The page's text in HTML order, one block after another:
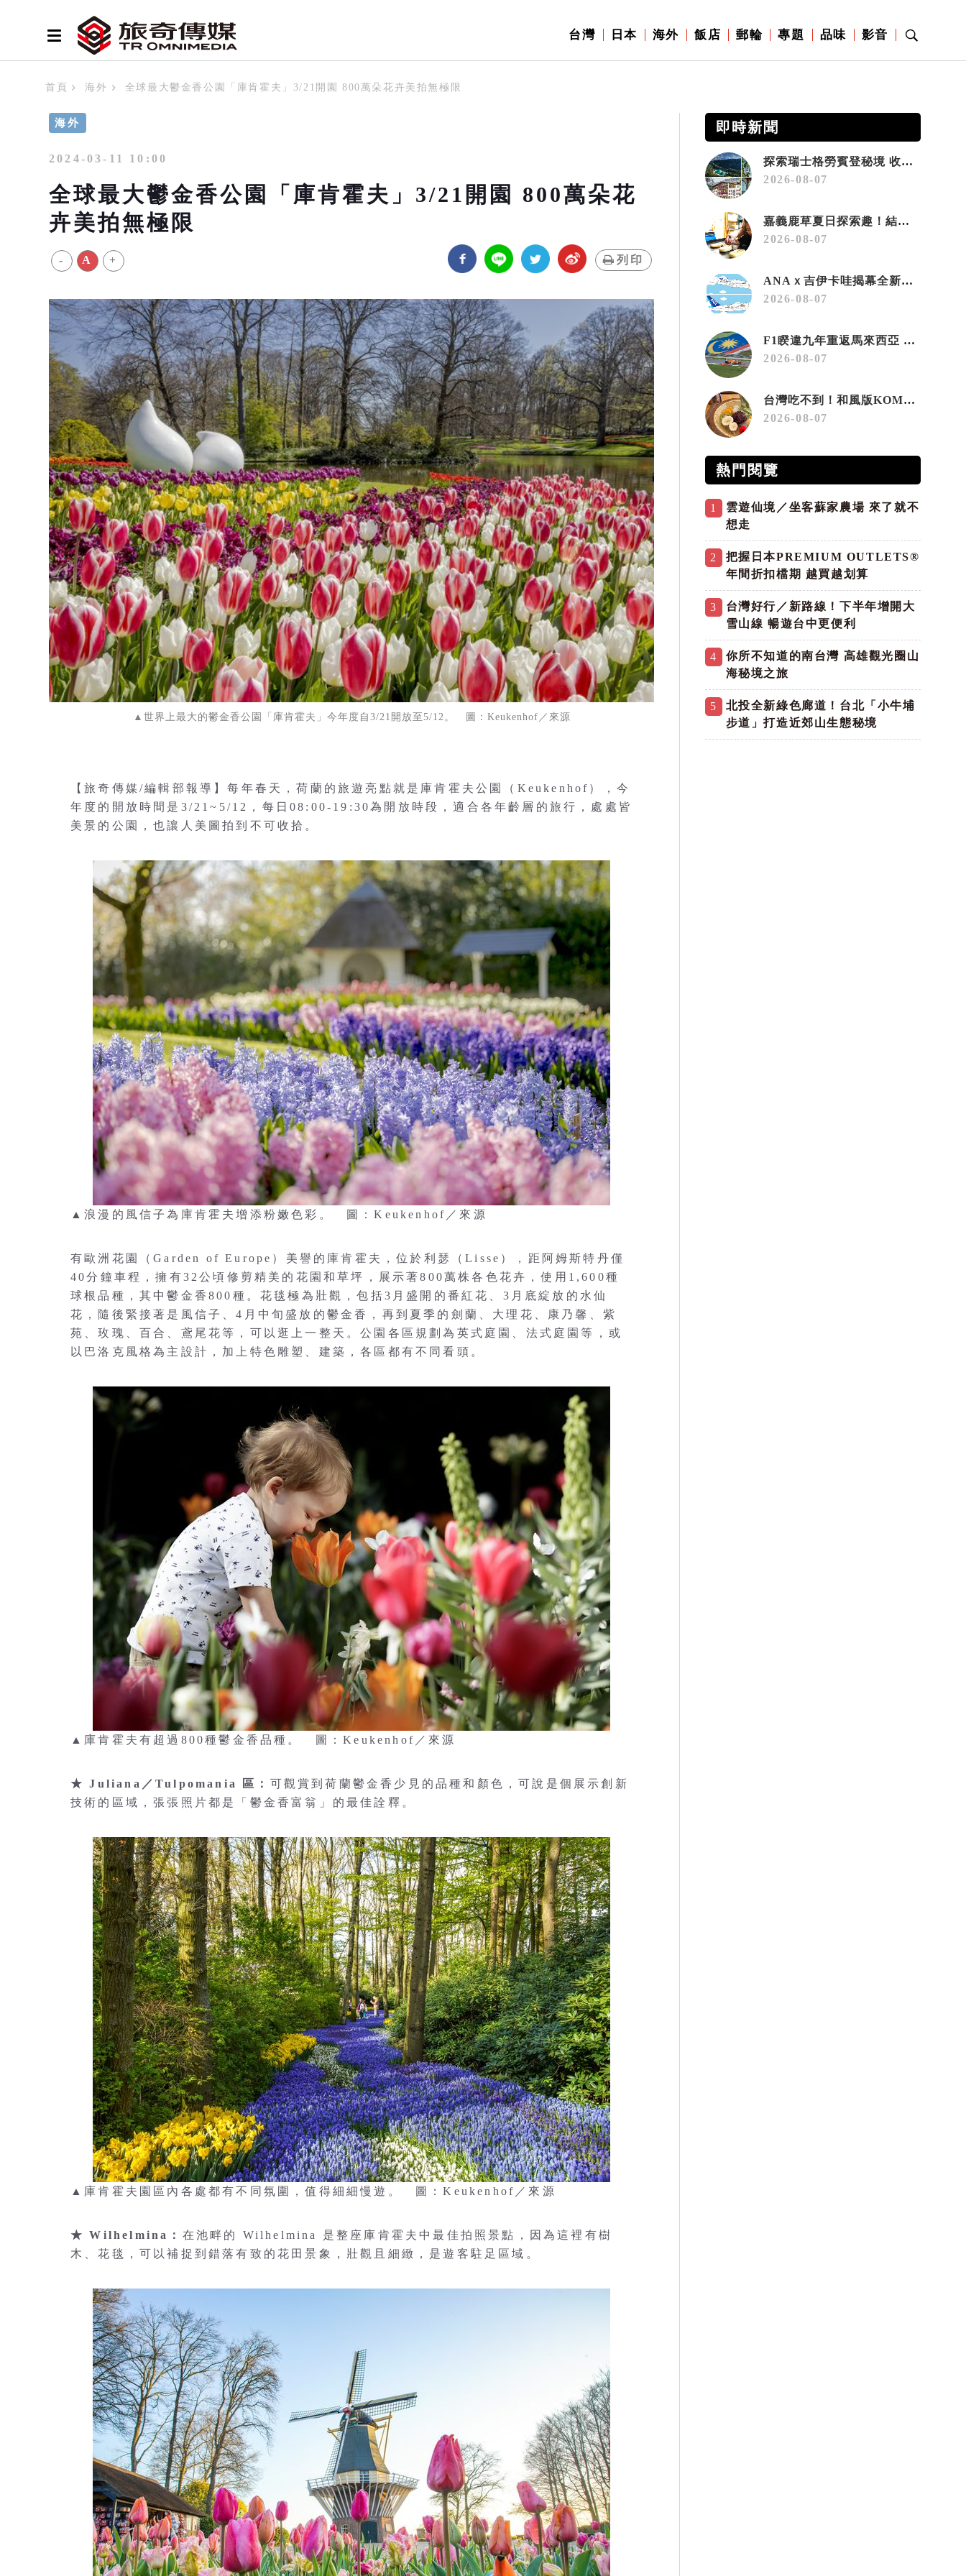
台灣 日本 海外 飯店 郵輪 專題 品味 影音
首頁 海外 全球最大鬱金香公園「庫肯霍夫」3/21開園 800萬朵花卉美拍無極限
海外
2024-03-11 10:00
全球最大鬱金香公園「庫肯霍夫」3/21開園 800萬朵花
卉美拍無極限
- A + 列印
▲世界上最大的鬱金香公園「庫肯霍夫」今年度自3/21開放至5/12。 圖：Keukenhof／來源
【旅奇傳媒/編輯部報導】每年春天，荷蘭的旅遊亮點就是庫肯霍夫公園（Keukenhof），今
年度的開放時間是3/21~5/12，每日08:00-19:30為開放時段，適合各年齡層的旅行，處處皆
美景的公園，也讓人美圖拍到不可收拾。
▲浪漫的風信子為庫肯霍夫增添粉嫩色彩。 圖：Keukenhof／來源
有歐洲花園（Garden of Europe）美譽的庫肯霍夫，位於利瑟（Lisse），距阿姆斯特丹僅
40分鐘車程，擁有32公頃修剪精美的花園和草坪，展示著800萬株各色花卉，使用1,600種
球根品種，其中鬱金香800種。花毯極為壯觀，包括3月盛開的番紅花、3月底綻放的水仙
花，隨後緊接著是風信子、4月中旬盛放的鬱金香，再到夏季的劍蘭、大理花、康乃馨、紫
苑、玫瑰、百合、鳶尾花等，可以逛上一整天。公園各區規劃為英式庭園、法式庭園等，或
以巴洛克風格為主設計，加上特色雕塑、建築，各區都有不同看頭。
▲庫肯霍夫有超過800種鬱金香品種。 圖：Keukenhof／來源
★ Juliana／Tulpomania 區： 可觀賞到荷蘭鬱金香少見的品種和顏色，可說是個展示創新
技術的區域，張張照片都是「鬱金香富翁」的最佳詮釋。
▲庫肯霍夫園區內各處都有不同氛圍，值得細細慢遊。 圖：Keukenhof／來源
★ Wilhelmina： 在池畔的 Wilhelmina 是整座庫肯霍夫中最佳拍照景點，因為這裡有樹
木、花毯，可以補捉到錯落有致的花田景象，壯觀且細緻，是遊客駐足區域。
即時新聞
探索瑞士格勞賓登秘境 收藏六種阿爾卑斯夏日療癒之旅
2026-08-07
嘉義鹿草夏日探索趣！結合科學、農場與自然的親子小旅行
2026-08-07
ANAｘ吉伊卡哇揭幕全新彩繪機「Chiikawa JET」
2026-08-07
F1睽違九年重返馬來西亞 三大國際賽事打造10月運動旅遊熱潮 賽車、自行車、路跑同週登場
2026-08-07
台灣吃不到！和風版KOMEDA咖啡讓你吃遍名古屋在地美食
2026-08-07
熱門閱覽
1
雲遊仙境／坐客蘇家農場 來了就不
想走
2
把握日本PREMIUM OUTLETS®
年間折扣檔期 越買越划算
3
台灣好行／新路線！下半年增開大
雪山線 暢遊台中更便利
4
你所不知道的南台灣 高雄觀光圈山
海秘境之旅
5
北投全新綠色廊道！台北「小牛埔
步道」打造近郊山生態秘境